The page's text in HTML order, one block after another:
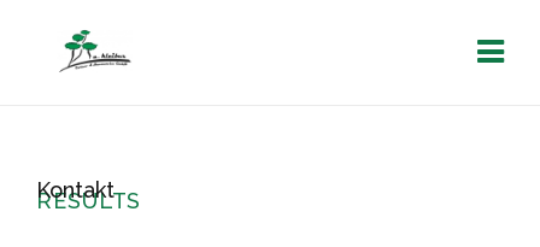
RESULTS
Kontakt